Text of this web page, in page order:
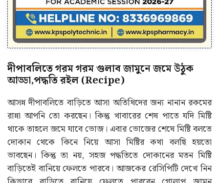
দীপাবলিতে গরম গরম গুলাব জামুনে জমে উঠুক
আড্ডা,পদ্ধতি রইল (Recipe)